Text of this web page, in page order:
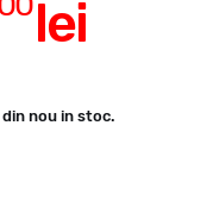
lei
nou in stoc.